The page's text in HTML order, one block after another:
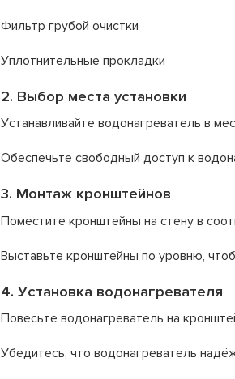
Фильтр грубой очистки
Уплотнительные прокладки
2. Выбор места установки
Устанавливайте водонагреватель в
Обеспечьте свободный доступ к
3. Монтаж кронштейнов
Поместите кронштейны на стену в
Выставьте кронштейны по уровню,
4. Установка водонагревателя
Повесьте водонагреватель на
Убедитесь, что водонагреватель